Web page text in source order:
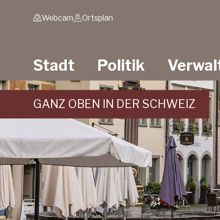
Navigieren in Stein am
Schnellnavigation
Metanavigation
Webcam Ortsplan
Hauptnavigation
Stadt Politik
GANZ OBEN IN DER SCHWEIZ